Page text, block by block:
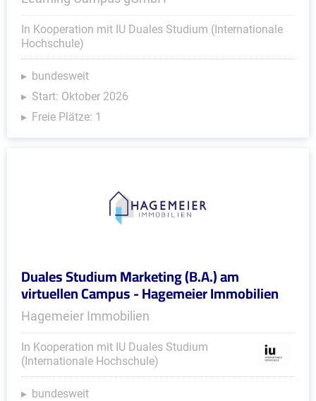
In Kooperation mit IU Duales Studium (Internationale
Hochschule)
bundesweit
Start: Oktober 2026
Freie Plätze: 1
Duales Studium Marketing (B.A.) am
virtuellen Campus - Hagemeier Immobilien
Hagemeier Immobilien
In Kooperation mit IU Duales Studium
(Internationale Hochschule)
bundesweit